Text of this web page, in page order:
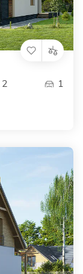
2 1